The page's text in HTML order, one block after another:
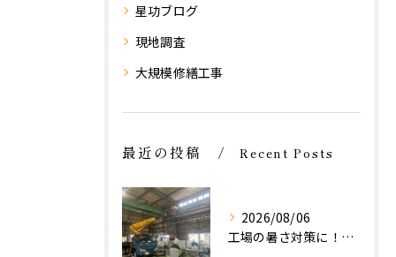
星功ブログ
現地調査
大規模修繕工事
最近の投稿 Recent Posts
2026/08/06
工場の暑さ対策に！遮熱塗料「アドクールAQUA」施工前の温度測定を設置